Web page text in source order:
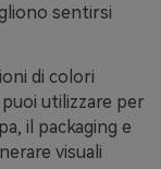
sentirsi
di colori
utilizzare per
il packaging e
visuali